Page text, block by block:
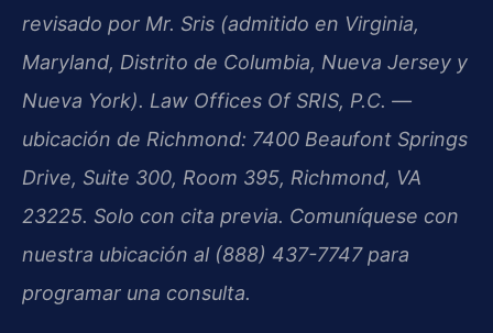
revisado por Mr. Sris (admitido en Virginia,
Maryland, Distrito de Columbia, Nueva Jersey y
Nueva York). Law Offices Of SRIS, P.C. —
ubicación de Richmond: 7400 Beaufont Springs
Drive, Suite 300, Room 395, Richmond, VA
23225. Solo con cita previa. Comuníquese con
nuestra ubicación al (888) 437-7747 para
programar una consulta.